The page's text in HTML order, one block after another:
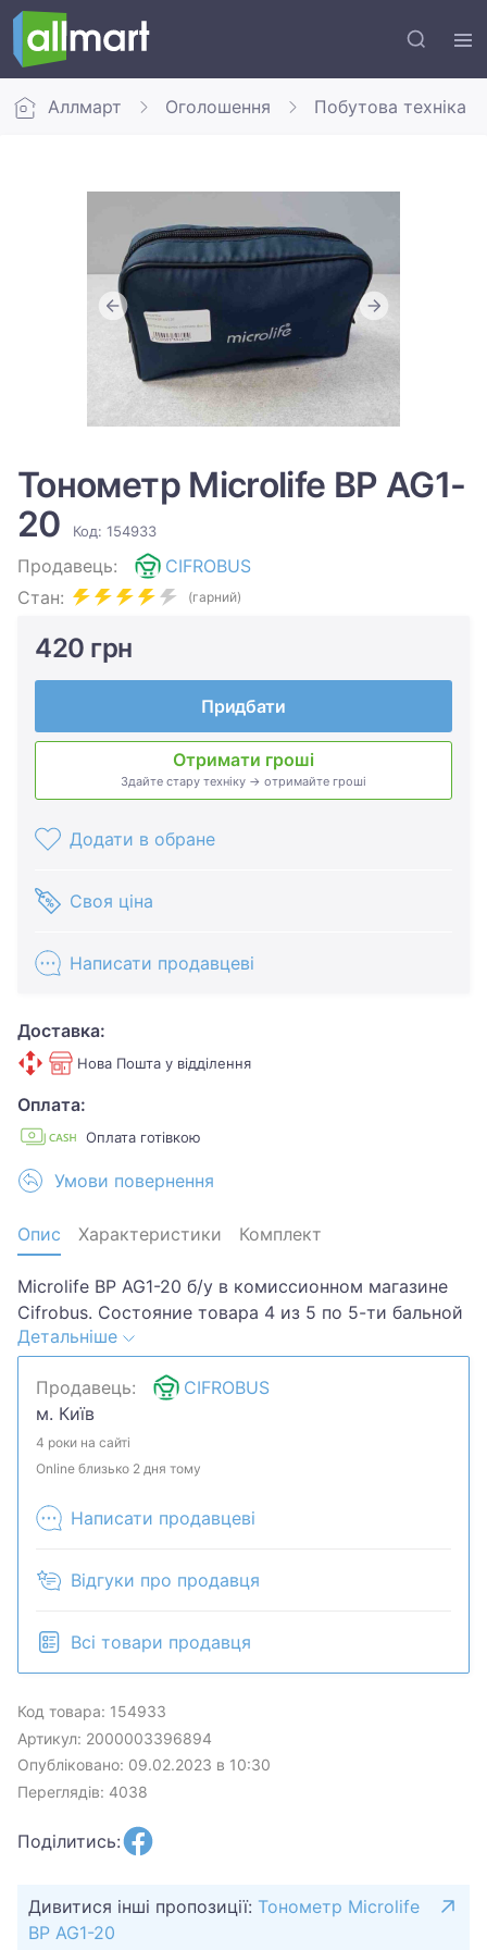
Аллмарт Оголошення Побутова техніка
Тонометр Microlife BP AG1-
20
Код: 154933
Продавець:
CIFROBUS
Стан:
(гарний)
420 грн
Придбати
Отримати гроші
Здайте стару техніку → отримайте гроші
Додати в обране
Своя ціна
Написати продавцеві
Доставка:
Нова Пошта у відділення
Оплата:
Оплата готівкою
Умови повернення
Опис Характеристики Комплект
Microlife BP AG1-20 б/у в комиссионном магазине
Cifrobus. Состояние товара 4 из 5 по 5-ти бальной
системе. Примечание: Потертості,царапини.
Комплектация товара: Упаковка,чохол.Хотите
скидку? Давайте обсудим. Предложите свою цену
и мы посмотрим, что сможем сделать.Уточняйте
наличие и комплектацию у менеджера. Товар
может быть продан в розничном магазине.
Детальніше
Продавець:
CIFROBUS
м. Київ
4 роки на сайті
Online близько 2 дня тому
Написати продавцеві
Відгуки про продавця
Всі товари продавця
Код товара: 154933
Артикул: 2000003396894
Опубліковано: 09.02.2023 в 10:30
Переглядів: 4038
Поділитись:
Дивитися інші пропозиції: Тонометр Microlife
BP AG1-20